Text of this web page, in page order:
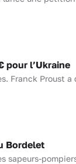
pour l’Ukraine
Franck Proust a
Bordelet
sapeurs-